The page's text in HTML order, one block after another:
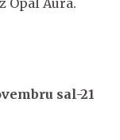
sal-21